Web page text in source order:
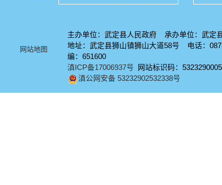
网站地图
主办单位：武定县人民政府 承办单位：武定
地址：武定县狮山镇狮山大道58号 电话：
编：651600
滇ICP备17006937号 网站标识码：5323290005
滇公网安备 53232902532338号